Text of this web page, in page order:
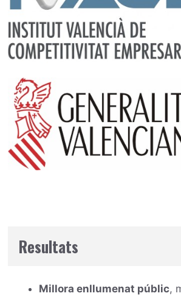
Resultats
Millora enllumenat públic,